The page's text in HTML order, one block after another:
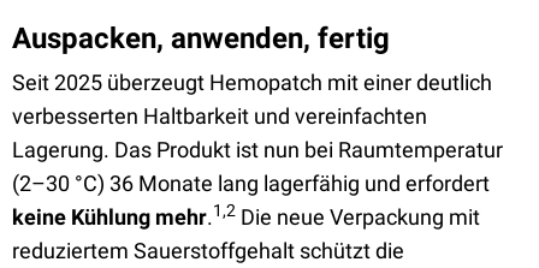
Auspacken, anwenden, fertig
Seit 2025 überzeugt Hemopatch mit einer deutlich
verbesserten Haltbarkeit und vereinfachten
Lagerung. Das Produkt ist nun bei Raumtemperatur
(2–30 °C) 36 Monate lang lagerfähig und erfordert
keine Kühlung mehr.1,2 Die neue Verpackung mit
reduziertem Sauerstoffgehalt schützt die